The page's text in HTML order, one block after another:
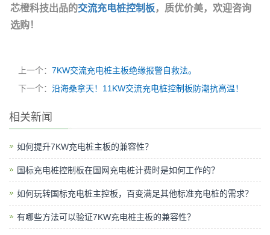
芯橙科技出品的交流充电桩控制板，质优价美，欢迎咨询
选购！
上一个： 7KW交流充电桩主板绝缘报警自救法。
下一个： 沿海桑拿天！11KW交流充电桩控制板防潮抗高温！
相关新闻
如何提升7KW充电桩主板的兼容性？
国标充电桩控制板在国网充电桩计费时是如何工作的？
如何玩转国标充电桩主控板，百变满足其他标准充电桩的需求？
有哪些方法可以验证7KW充电桩主板的兼容性？